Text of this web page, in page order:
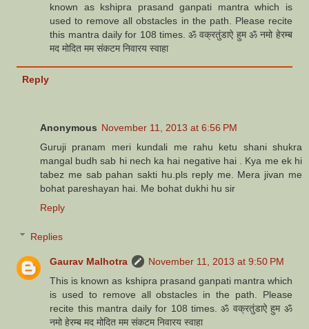
known as kshipra prasand ganpati mantra which is
used to remove all obstacles in the path. Please recite
this mantra daily for 108 times. ॐ वक्रतुंडाऐ हुम ॐ नमो हेरम्ब
मद मोदित मम संकटम निवारय स्वाहा
Reply
Anonymous November 11, 2013 at 6:56 PM
Guruji pranam meri kundali me rahu ketu shani shukra
mangal budh sab hi nech ka hai negative hai . Kya me ek hi
tabez me sab pahan sakti hu.pls reply me. Mera jivan me
bohat pareshayan hai. Me bohat dukhi hu sir
Reply
Replies
Gaurav Malhotra
November 11, 2013 at 9:50 PM
This is known as kshipra prasand ganpati mantra which
is used to remove all obstacles in the path. Please
recite this mantra daily for 108 times. ॐ वक्रतुंडाऐ हुम ॐ
नमो हेरम्ब मद मोदित मम संकटम निवारय स्वाहा